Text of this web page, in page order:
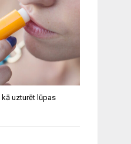
uzturēt lūpas